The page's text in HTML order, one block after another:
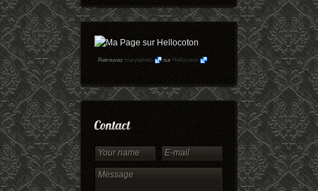
Retrouvezmaryophoto surHellocoton